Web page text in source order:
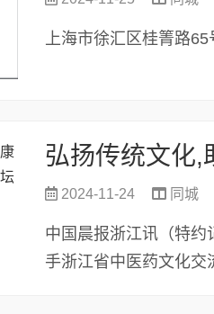
上海市徐汇区桂箐路
弘扬传统文化,
2024-11-24 同城
中国晨报浙江讯（特约
手浙江省中医药文化交